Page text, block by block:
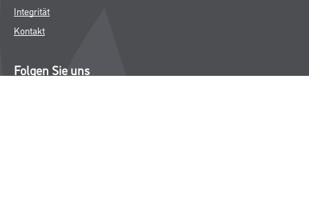
Integrität
Kontakt
Folgen Sie uns